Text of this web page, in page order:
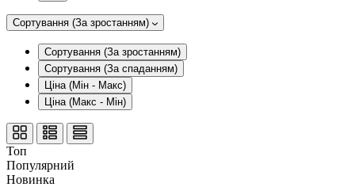
Сортування (За зростанням)
Сортування (За зростанням)
Сортування (За спаданням)
Ціна (Мін - Макс)
Ціна (Макс - Мін)
Топ
Популярний
Новинка